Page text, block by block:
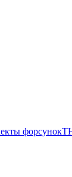
форсунок